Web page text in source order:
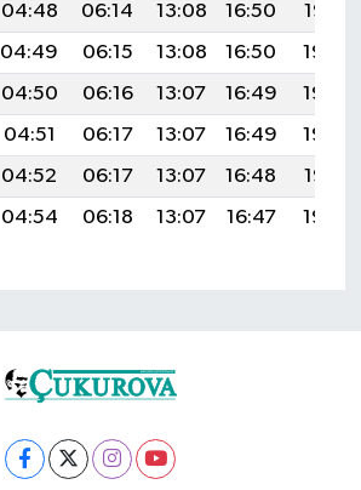
04:48 06:14 13:08 16:50
19:52
04:49 06:15 13:08 16:50
19:50
04:50 06:16 13:07 16:49
19:49
04:51 06:17 13:07 16:49
19:48
04:52 06:17 13:07 16:48
19:47
04:54 06:18 13:07 16:47 19:45